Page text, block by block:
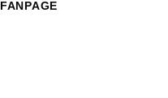
FANPAGE